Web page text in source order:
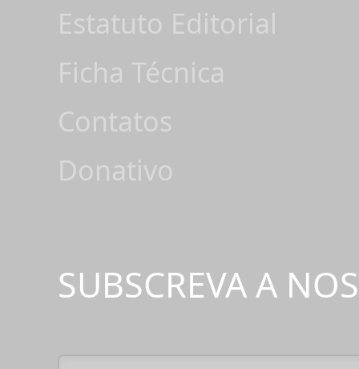
Estatuto Editorial
Ficha Técnica
Contatos
Donativo
SUBSCREVA A